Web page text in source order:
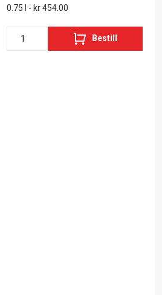
0.75 l - kr 454.00
Bestill